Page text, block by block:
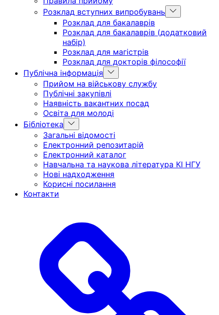
Розклад вступних випробувань
Show
sub
Розклад для бакалаврів
Розклад для бакалаврів (додатковий
набір)
Розклад для магістрів
Розклад для докторів філософії
Публічна інформація
Show
sub
menu
Прийом на військову службу
Публічні закупівлі
Наявність вакантних посад
Освіта для молоді
Бібліотека
Show
sub
menu
Загальні відомості
Електронний репозитарій
Електронний каталог
Навчальна та наукова література КІ НГУ
Нові надходження
Корисні посилання
Контакти